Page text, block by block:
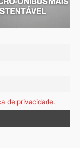
de privacidade.